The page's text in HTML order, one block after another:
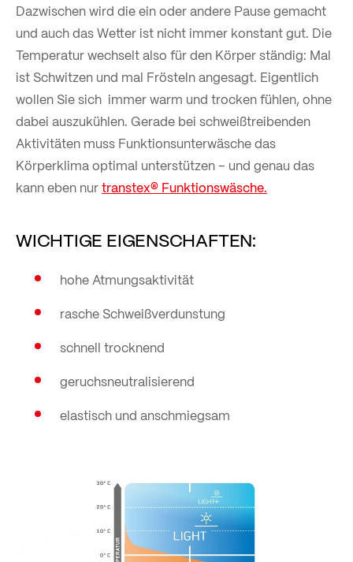
Dazwischen wird die ein oder andere Pause gemacht
und auch das Wetter ist nicht immer konstant gut. Die
Temperatur wechselt also für den Körper ständig: Mal
ist Schwitzen und mal Frösteln angesagt. Eigentlich
wollen Sie sich immer warm und trocken fühlen, ohne
dabei auszukühlen. Gerade bei schweißtreibenden
Aktivitäten muss Funktionsunterwäsche das
Körperklima optimal unterstützen – und genau das
kann eben nurtranstex® Funktionswäsche.
WICHTIGE EIGENSCHAFTEN:
hohe Atmungsaktivität
rasche Schweißverdunstung
schnell trocknend
geruchsneutralisierend
elastisch und anschmiegsam